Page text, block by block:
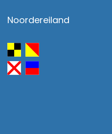
Noordereiland